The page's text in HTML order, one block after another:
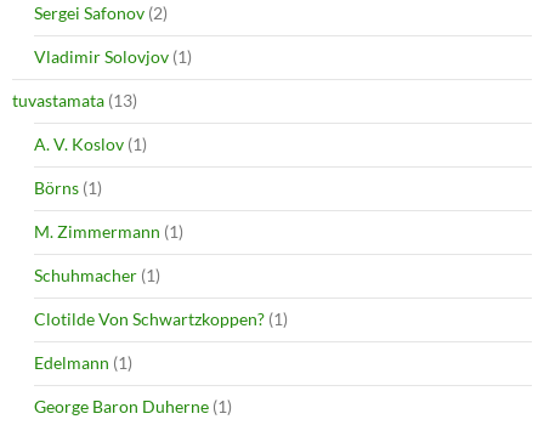
Sergei Safonov (2)
Vladimir Solovjov (1)
tuvastamata (13)
A. V. Koslov (1)
Börns (1)
M. Zimmermann (1)
Schuhmacher (1)
Clotilde Von Schwartzkoppen? (1)
Edelmann (1)
George Baron Duherne (1)